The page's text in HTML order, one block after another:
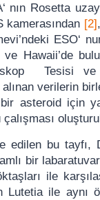
nın Rosetta
kamerasından [2]
ESO‘
ve Hawaii’de
Tesisi
alınan verilerin
asteroid için
edilen bu tayfı,
bir
ile
Lutetia ile aynı